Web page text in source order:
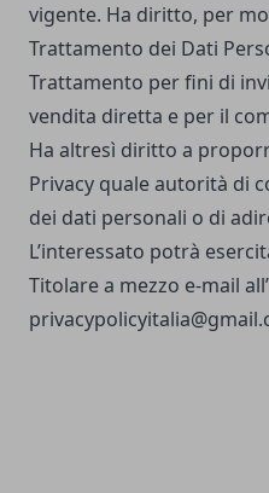
vigente. Ha diritto, per
Trattamento dei Dati
Trattamento per fini di
vendita diretta e per il
Ha altresì diritto a
Privacy quale autorità di
dei dati personali o di
L’interessato potrà
Titolare a mezzo e-mail